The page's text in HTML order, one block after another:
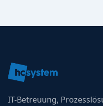
IT-Betreuung,